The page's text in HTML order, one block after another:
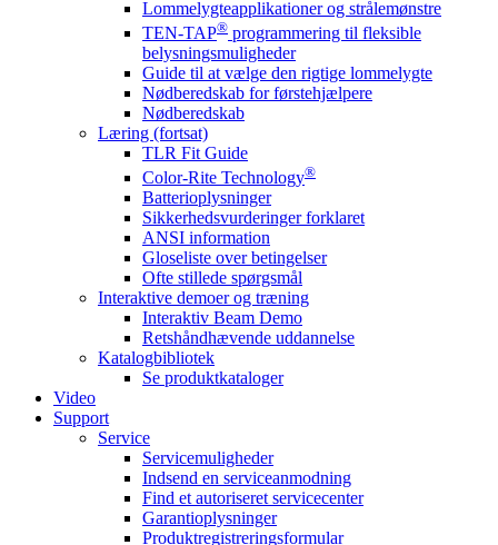
Lommelygteapplikationer og strålemønstre
TEN-TAP® programmering til fleksible
belysningsmuligheder
Guide til at vælge den rigtige lommelygte
Nødberedskab for førstehjælpere
Nødberedskab
Læring (fortsat)
TLR Fit Guide
Color-Rite Technology®
Batterioplysninger
Sikkerhedsvurderinger forklaret
ANSI information
Gloseliste over betingelser
Ofte stillede spørgsmål
Interaktive demoer og træning
Interaktiv Beam Demo
Retshåndhævende uddannelse
Katalogbibliotek
Se produktkataloger
Video
Support
Service
Servicemuligheder
Indsend en serviceanmodning
Find et autoriseret servicecenter
Garantioplysninger
Produktregistreringsformular